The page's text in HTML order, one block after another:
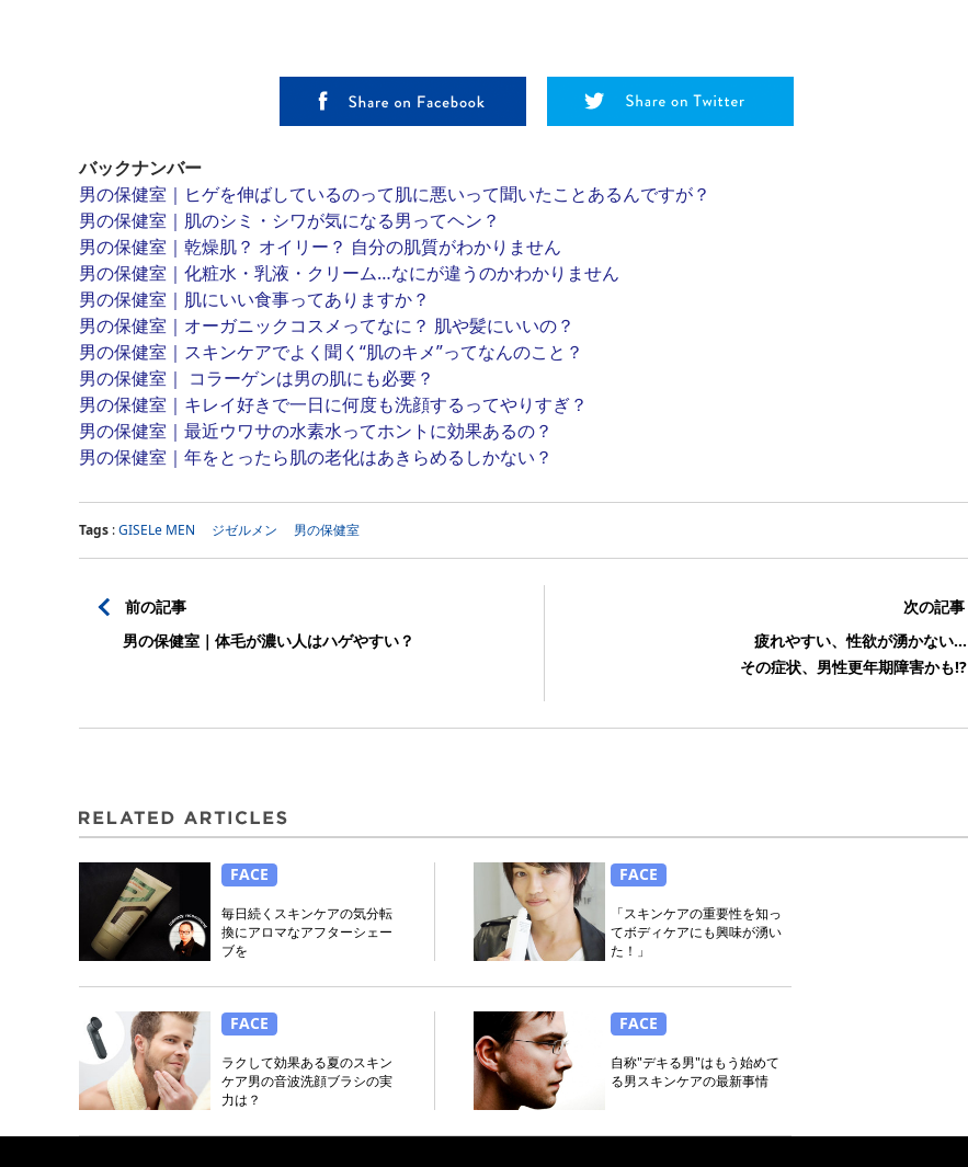
バックナンバー
男の保健室｜ヒゲを伸ばしているのって肌に悪いって聞いたことあるんですが？
男の保健室｜肌のシミ・シワが気になる男ってヘン？
男の保健室｜乾燥肌？ オイリー？ 自分の肌質がわかりません
男の保健室｜化粧水・乳液・クリーム…なにが違うのかわかりません
男の保健室｜肌にいい食事ってありますか？
男の保健室｜オーガニックコスメってなに？ 肌や髪にいいの？
男の保健室｜スキンケアでよく聞く“肌のキメ”ってなんのこと？
男の保健室｜ コラーゲンは男の肌にも必要？
男の保健室｜キレイ好きで一日に何度も洗顔するってやりすぎ？
男の保健室｜最近ウワサの水素水ってホントに効果あるの？
男の保健室｜年をとったら肌の老化はあきらめるしかない？
Tags :GISELe MEN ジゼルメン 男の保健室
前の記事
男の保健室｜体毛が濃い人はハゲやすい？
次の記事
疲れやすい、性欲が湧かない…
その症状、男性更年期障害かも!?
FACE
毎日続くスキンケアの気分転
換にアロマなアフターシェー
ブを
FACE
「スキンケアの重要性を知っ
てボディケアにも興味が湧い
た！」
FACE
ラクして効果ある夏のスキン
ケア男の音波洗顔ブラシの実
力は？
FACE
自称"デキる男"はもう始めて
る男スキンケアの最新事情